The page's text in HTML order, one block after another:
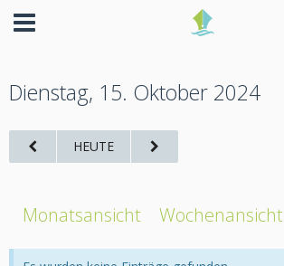
Dienstag, 15. Oktober 2024
HEUTE
Monatsansicht Wochenansicht